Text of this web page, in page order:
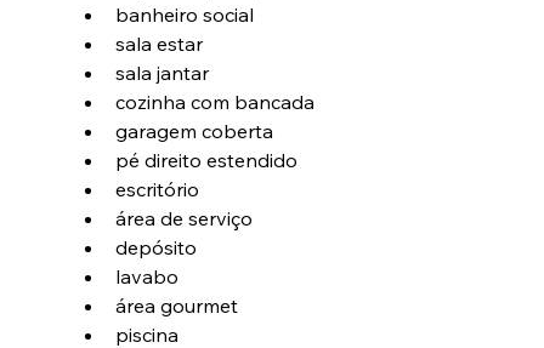
banheiro social
sala estar
sala jantar
cozinha com bancada
garagem coberta
pé direito estendido
escritório
área de serviço
depósito
lavabo
área gourmet
piscina